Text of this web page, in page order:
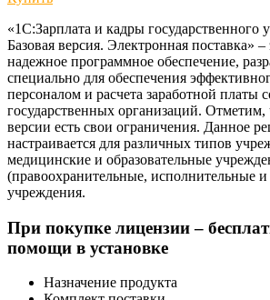
«1С:Зарплата и кадры государственного
Базовая версия. Электронная поставка»
надежное программное обеспечение,
специально для обеспечения
персоналом и расчета заработной платы
государственных организаций. Отметим,
версии есть свои ограничения. Данное
настраивается для различных типов
медицинские и образовательные
(правоохранительные, исполнительные
учреждения.
При покупке лицензии –
помощи в установке
Назначение продукта